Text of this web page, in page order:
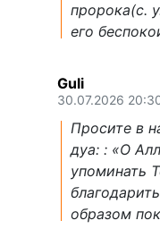
пророка(с.
его
Guli
30.07.2026
Просите в
дуа: : «О
упоминать
образом